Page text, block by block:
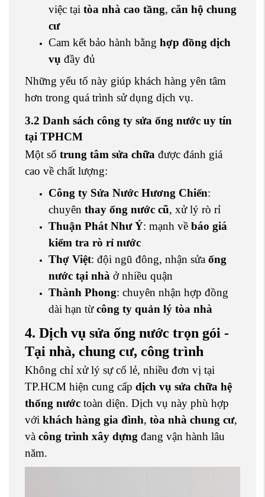
việc tại tòa nhà cao tầng, căn hộ chung
cư
Cam kết bảo hành bằng hợp đồng dịch
vụ đầy đủ
Những yếu tố này giúp khách hàng yên tâm
hơn trong quá trình sử dụng dịch vụ.
3.2 Danh sách công ty sửa ống nước uy tín
tại TPHCM
Một số trung tâm sửa chữa được đánh giá
cao về chất lượng:
Công ty Sửa Nước Hương Chiến:
chuyên thay ống nước cũ, xử lý rò rỉ
Thuận Phát Như Ý: mạnh về báo giá
kiểm tra rò rỉ nước
Thợ Việt: đội ngũ đông, nhận sửa ống
nước tại nhà ở nhiều quận
Thành Phong: chuyên nhận hợp đồng
dài hạn từcông ty quản lý tòa nhà
4. Dịch vụ sửa ống nước trọn gói -
Tại nhà, chung cư, công trình
Không chỉ xử lý sự cố lẻ, nhiều đơn vị tại
TP.HCM hiện cung cấp dịch vụ sửa chữa hệ
thống nước toàn diện. Dịch vụ này phù hợp
với khách hàng gia đình, tòa nhà chung cư,
và công trình xây dựng đang vận hành lâu
năm.